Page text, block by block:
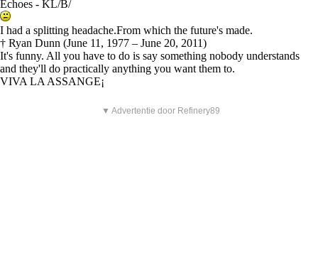
Echoes - KL/B/
I had a splitting headache.From which the future's made.
† Ryan Dunn (June 11, 1977 – June 20, 2011)
It's funny. All you have to do is say something nobody understands
and they'll do practically anything you want them to.
VIVA LA ASSANGE¡
▼ Advertentie door Refinery89